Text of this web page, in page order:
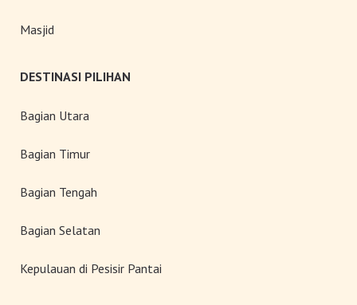
Masjid
DESTINASI PILIHAN
Bagian Utara
Bagian Timur
Bagian Tengah
Bagian Selatan
Kepulauan di Pesisir Pantai